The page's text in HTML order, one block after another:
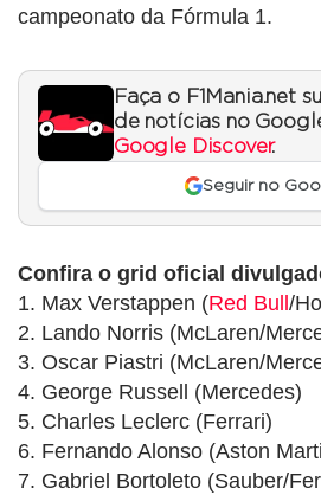
campeonato da Fórmula 1.
Faça o F1Mania.net
de notícias no
Google Discover.
Seguir no
Confira o grid oficial
1. Max Verstappen (Red Bull /
2. Lando Norris (McLaren/
3. Oscar Piastri (McLaren/
4. George Russell (Mercedes)
5. Charles Leclerc (Ferrari)
6. Fernando Alonso (Aston
7. Gabriel Bortoleto (Sauber/